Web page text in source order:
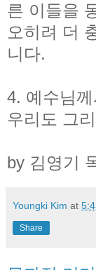
른 이들을
오히려 더
니다.
4. 예수님
우리도 그
by 김영기
Youngki Kim at
Share